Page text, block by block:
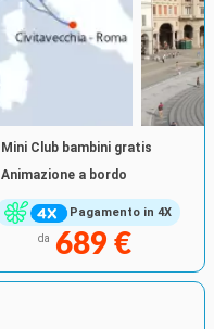
Pagamento in 4X
Mini Club bambini gratis
Animazione a bordo
da 689 €